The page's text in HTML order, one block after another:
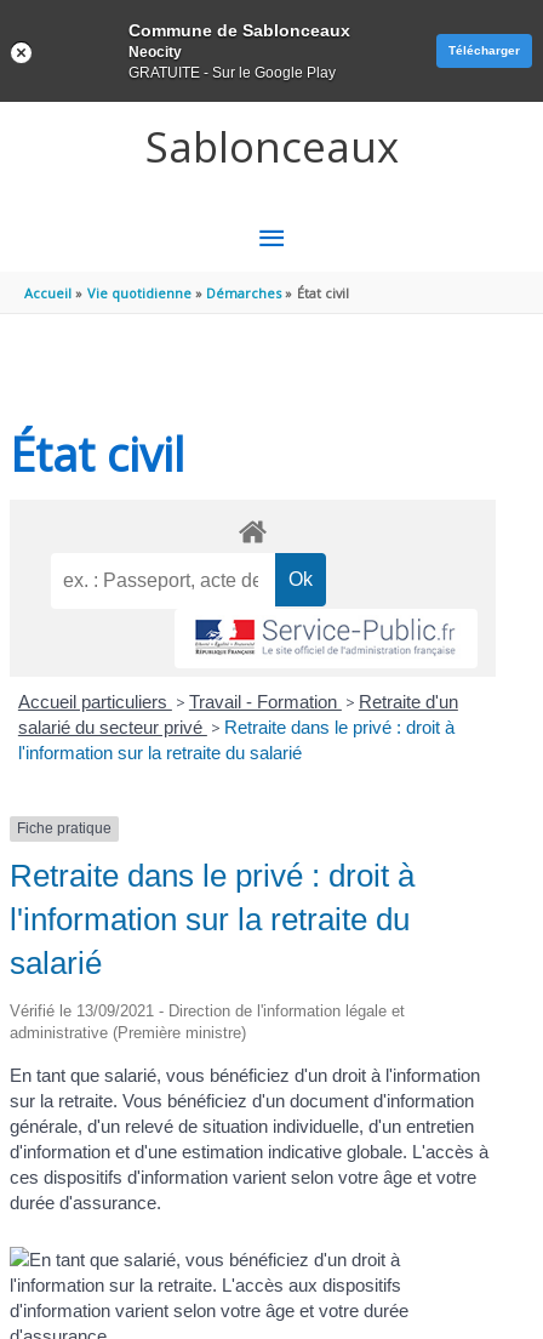
Sablonceaux
MENU
PRINCIPAL
Accueil Vie quotidienne Démarches État civil
État civil
Accueil particuliers > Travail - Formation > Retraite d'un
salarié du secteur privé > Retraite dans le privé : droit à
l'information sur la retraite du salarié
Fiche pratique
Retraite dans le privé : droit à
l'information sur la retraite du
salarié
Vérifié le 13/09/2021 - Direction de l'information légale et
administrative (Première ministre)
En tant que salarié, vous bénéficiez d'un droit à l'information
sur la retraite. Vous bénéficiez d'un document d'information
générale, d'un relevé de situation individuelle, d'un entretien
d'information et d'une estimation indicative globale. L'accès à
ces dispositifs d'information varient selon votre âge et votre
durée d'assurance.
Commune de Sablonceaux
Neocity
GRATUITE - Sur le Google Play
Télécharger